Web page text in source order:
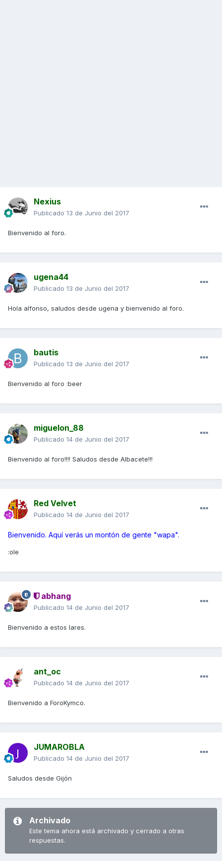
Nexius
Publicado 13 de Junio del 2017
Bienvenido al foro.
ugena44
Publicado 13 de Junio del 2017
Hola alfonso, saludos desde ugena y bienvenido al foro.
bautis
Publicado 13 de Junio del 2017
Bienvenido al foro :beer
miguelon_88
Publicado 14 de Junio del 2017
Bienvenido al foro!!!! Saludos desde Albacete!!!
Red Velvet
Publicado 14 de Junio del 2017
Bienvenido. Aquí verás un montón de gente "wapa".
:ole
abhang
Publicado 14 de Junio del 2017
Bienvenido a estos lares.
ant_oc
Publicado 14 de Junio del 2017
Bienvenido a ForoKymco.
JUMAROBLA
Publicado 14 de Junio del 2017
Saludos desde Gijón
Archivado
Este tema ahora está archivado y cerrado a otras
respuestas.